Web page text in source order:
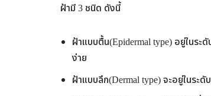
ฝ้ามี 3 ชนิด ดังนี้
ฝ้าแบบตื้น(Epidermal type) อยู่ในร
ง่าย
ฝ้าแบบลึก(Dermal type) จะอยู่ในระ